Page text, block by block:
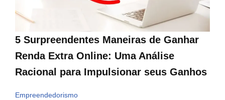
5 Surpreendentes Maneiras de Ganhar
Renda Extra Online: Uma Análise
Racional para Impulsionar seus Ganhos
Empreendedorismo